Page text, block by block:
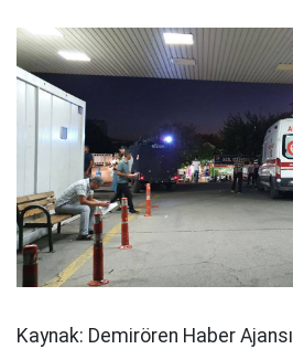
Kaynak: Demirören Haber Ajansı